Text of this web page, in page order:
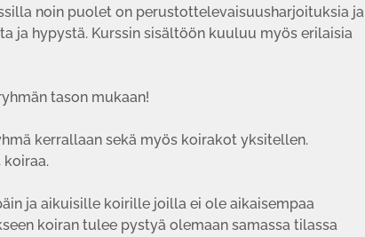
noin puolet on perustottelevaisuusharjoituksia ja
ja hypystä. Kurssin sisältöön kuuluu myös erilaisia
tason mukaan!
kerrallaan sekä myös koirakot yksitellen.
koiraa.
ja aikuisille koirille joilla ei ole aikaisempaa
koiran tulee pystyä olemaan samassa tilassa